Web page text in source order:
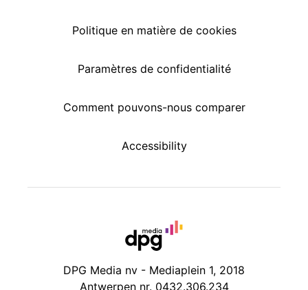
Politique en matière de cookies
Paramètres de confidentialité
Comment pouvons-nous comparer
Accessibility
DPG Media nv - Mediaplein 1, 2018
Antwerpen nr. 0432.306.234